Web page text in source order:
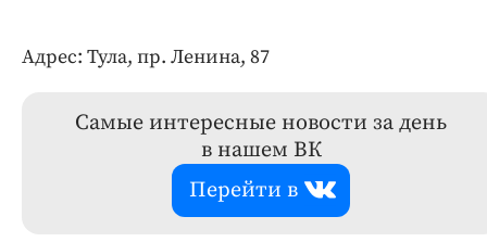
Адрес: Тула, пр. Ленина, 87
Самые интересные новости за день
в нашем ВК
Перейти в